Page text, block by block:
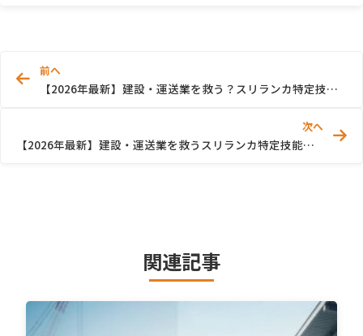
前へ
【2026年最新】建設・運送業を救う？スリランカ特定技能人材が注目される理由
次へ
【2026年最新】建設・運送業を救うスリランカ特定技能人材のリアルな評判
関連記事